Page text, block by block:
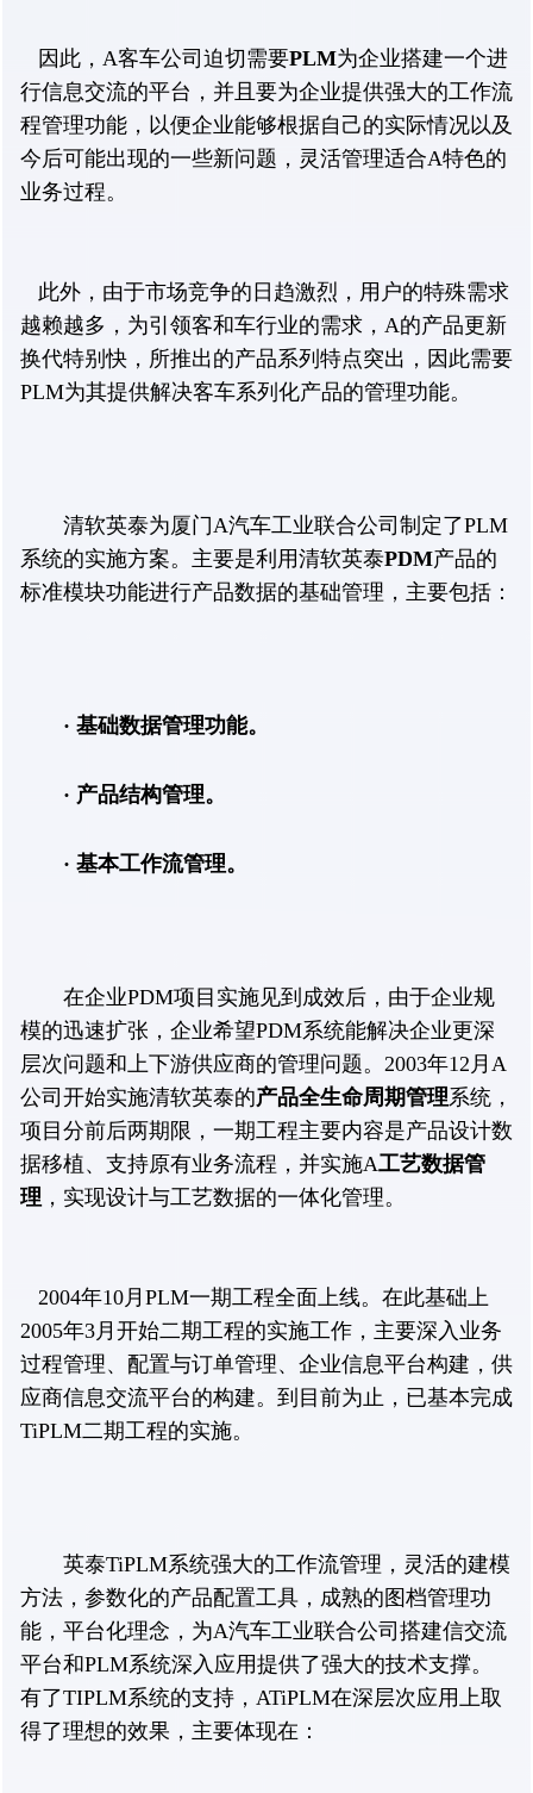
因此，A客车公司迫切需要PLM为企业搭建一个进
行信息交流的平台，并且要为企业提供强大的工作流
程管理功能，以便企业能够根据自己的实际情况以及
今后可能出现的一些新问题，灵活管理适合A特色的
业务过程。
此外，由于市场竞争的日趋激烈，用户的特殊需求
越赖越多，为引领客和车行业的需求，A的产品更新
换代特别快，所推出的产品系列特点突出，因此需要
PLM为其提供解决客车系列化产品的管理功能。
清软英泰为厦门A汽车工业联合公司制定了PLM
系统的实施方案。主要是利用清软英泰PDM产品的
标准模块功能进行产品数据的基础管理，主要包括：
· 基础数据管理功能。
· 产品结构管理。
· 基本工作流管理。
在企业PDM项目实施见到成效后，由于企业规
模的迅速扩张，企业希望PDM系统能解决企业更深
层次问题和上下游供应商的管理问题。2003年12月A
公司开始实施清软英泰的产品全生命周期管理系统，
项目分前后两期限，一期工程主要内容是产品设计数
据移植、支持原有业务流程，并实施A工艺数据管
理 ，实现设计与工艺数据的一体化管理。
2004年10月PLM一期工程全面上线。在此基础上
2005年3月开始二期工程的实施工作，主要深入业务
过程管理、配置与订单管理、企业信息平台构建，供
应商信息交流平台的构建。到目前为止，已基本完成
TiPLM二期工程的实施。
英泰TiPLM系统强大的工作流管理，灵活的建模
方法，参数化的产品配置工具，成熟的图档管理功
能，平台化理念，为A汽车工业联合公司搭建信交流
平台和PLM系统深入应用提供了强大的技术支撑。
有了TIPLM系统的支持，ATiPLM在深层次应用上取
得了理想的效果，主要体现在：